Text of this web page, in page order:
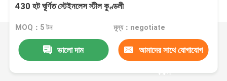
430 হট ঘূর্ণিত স্টেইনলেস স্টীল কুণ্ডলী
MOQ：5 টন মূল্য：negotiate
ভালো দাম আমাদের সাথে যোগাযোগ
করুন